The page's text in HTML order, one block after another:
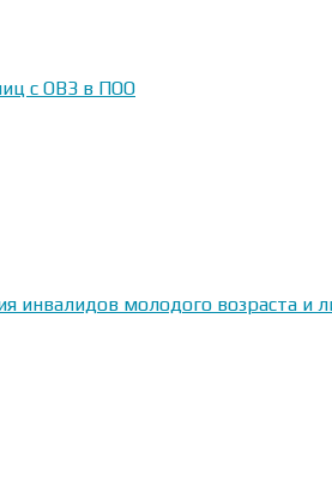
с ОВЗ в ПОО
инвалидов молодого возраста